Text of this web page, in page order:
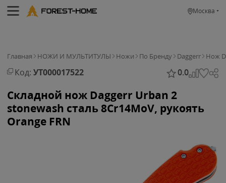
Москва
Главная НОЖИ И МУЛЬТИТУЛЫ Ножи По Бренду Daggerr Нож
Код: УТ000017522 0.0
Складной нож Daggerr Urban 2
stonewash сталь 8Cr14MoV, рукоять
Orange FRN